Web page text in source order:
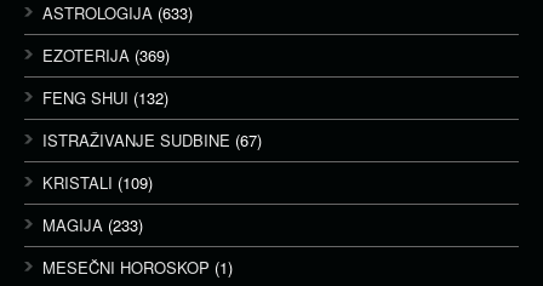
ASTROLOGIJA (633)
EZOTERIJA (369)
FENG SHUI (132)
ISTRAŽIVANJE SUDBINE (67)
KRISTALI (109)
MAGIJA (233)
MESEČNI HOROSKOP (1)